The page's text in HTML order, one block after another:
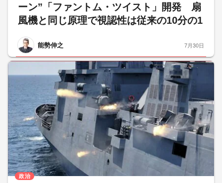
ーン”「ファントム・ツイスト」開発 扇
風機と同じ原理で視認性は従来の10分の1
能勢伸之 7月30日
政治